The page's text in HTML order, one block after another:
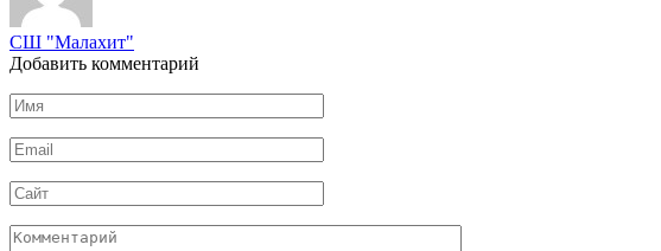
СШ "Малахит"
Добавить комментарий
Имя
*
Email
*
Сайт
Комментарий